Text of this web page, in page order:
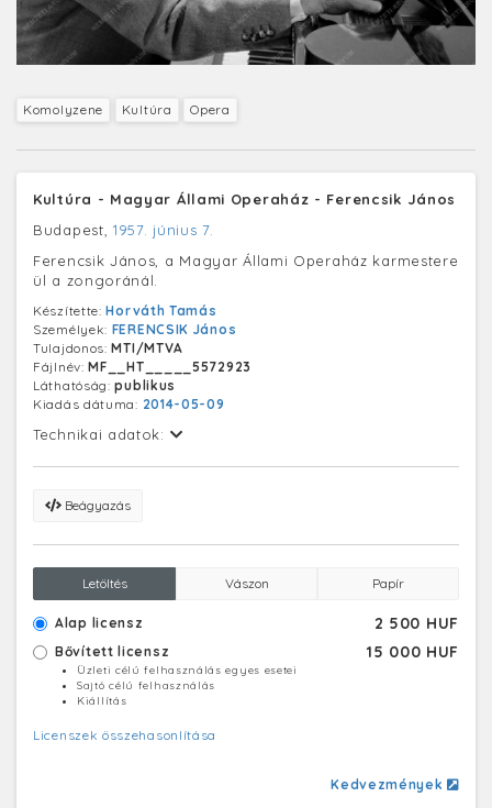
Komolyzene Kultúra Opera
Kultúra - Magyar Állami Operaház - Ferencsik János
Budapest, 1957. június 7.
Ferencsik János, a Magyar Állami Operaház karmestere
ül a zongoránál.
Készítette:Horváth Tamás
Személyek: FERENCSIK János
Tulajdonos:MTI/MTVA
Fájlnév:MF__HT_____5572923
Láthatóság:publikus
Kiadás dátuma: 2014-05-09
Technikai adatok:
Beágyazás
Letöltés Vászon Papír
Alap licensz 2 500 HUF
Bővített licensz 15 000 HUF
Üzleti célú felhasználás egyes esetei
Sajtó célú felhasználás
Kiállítás
Licenszek összehasonlítása
Kedvezmények